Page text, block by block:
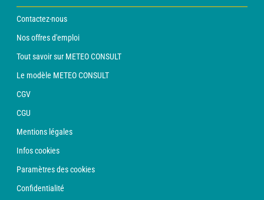
Contactez-nous
Nos offres d'emploi
Tout savoir sur METEO CONSULT
Le modèle METEO CONSULT
CGV
CGU
Mentions légales
Infos cookies
Paramètres des cookies
Confidentialité